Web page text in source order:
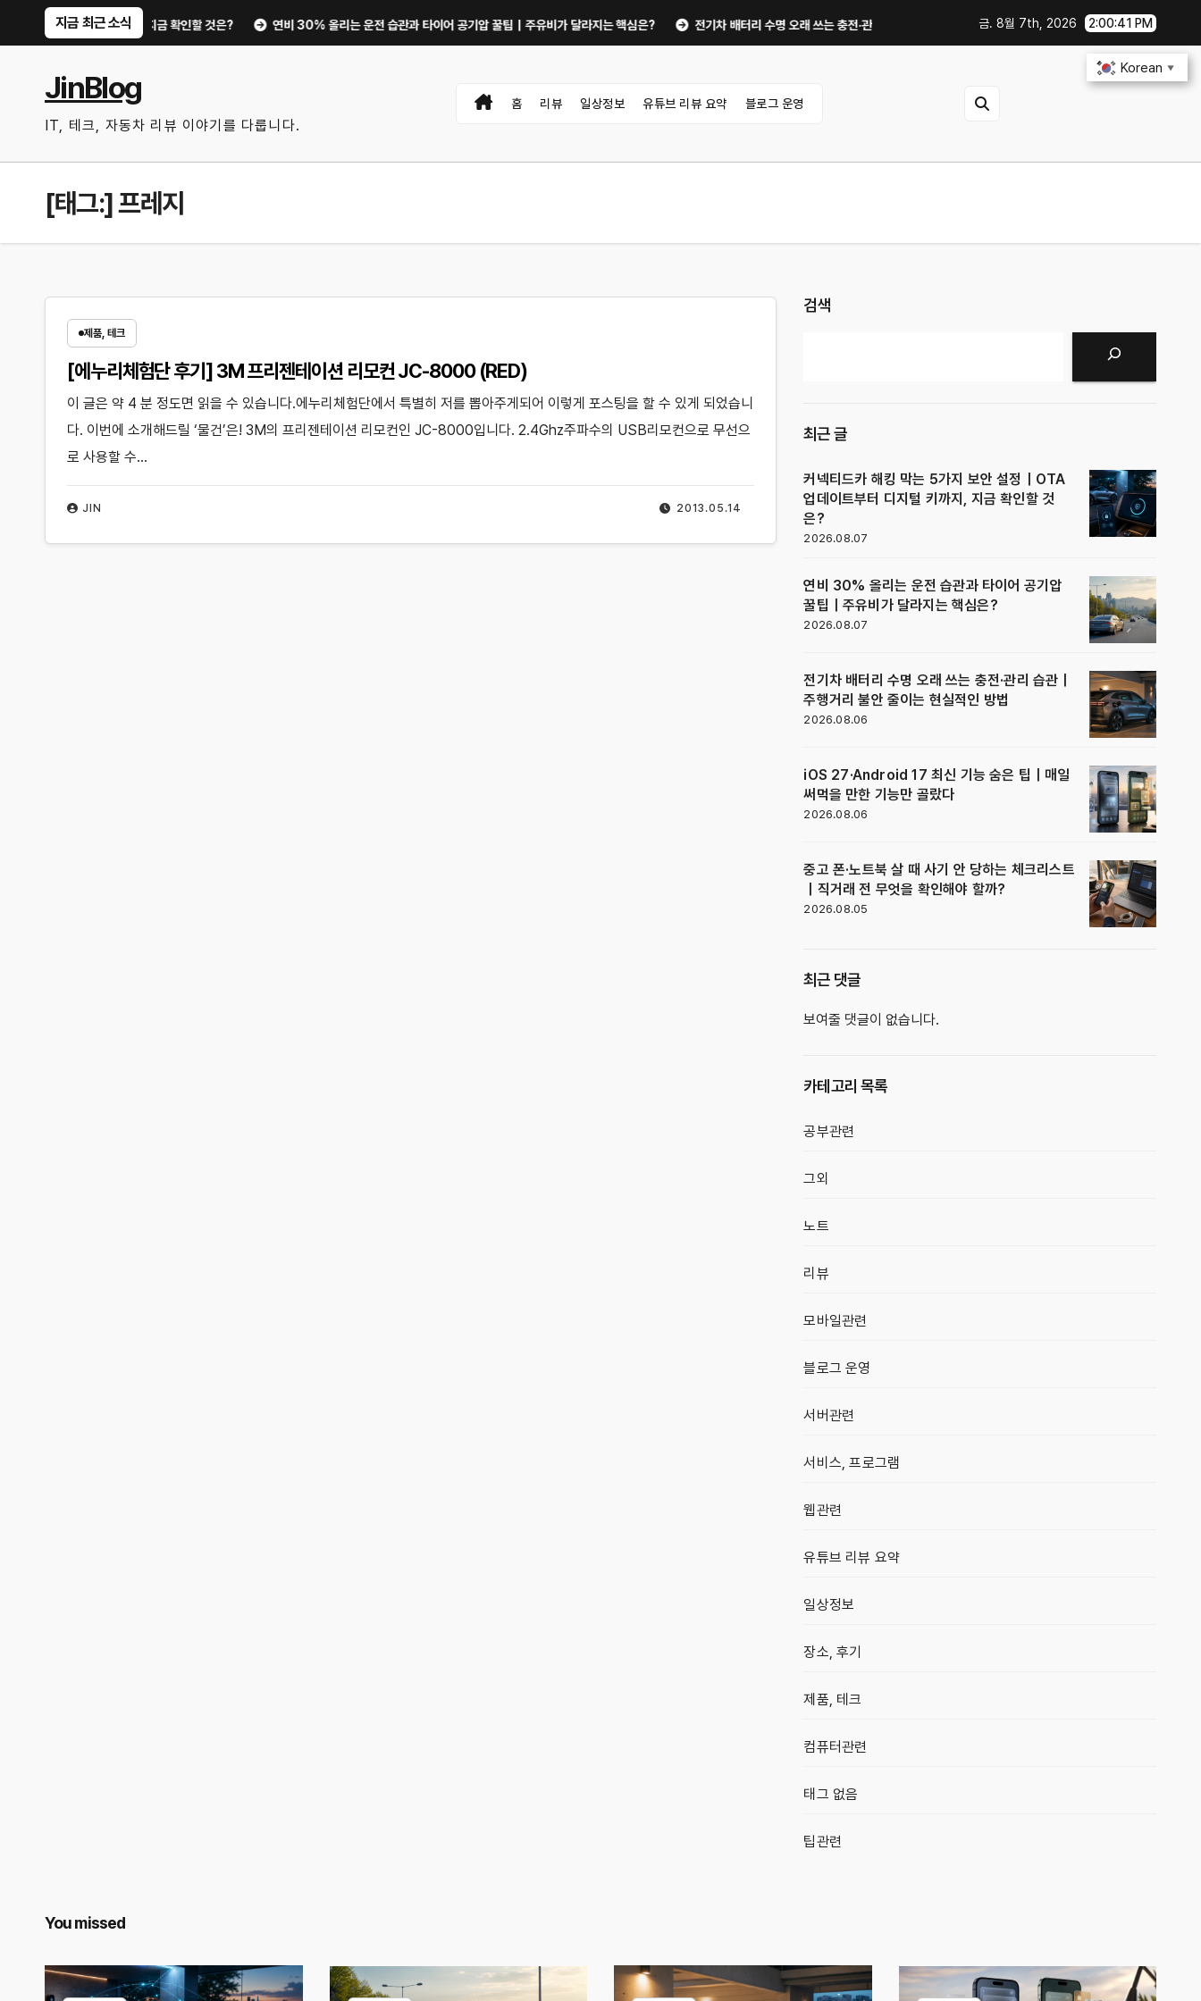
지금 최근 소식
터 디지털 키까지, 지금 확인할 것은? 연비 30% 올리는 운전 습관과 타이어 공기압 꿀팁｜주유비가 달라지는 핵심은? 전기차 배터리 수명 오래 쓰는 충전·관리 습관｜주행거리 불안 줄이는 현실적인 방법 iOS 27·Android 17
금. 8월 7th, 2026 2:00:42 PM
JinBlog
IT, 테크, 자동차 리뷰 이야기를 다룹니다.
홈 리뷰 일상정보 유튜브 리뷰 요약 블로그 운영
[태그:]프레지
제품, 테크
[에누리체험단 후기] 3M 프리젠테이션 리모컨 JC-8000 (RED)
2013.05.14
JIN
이 글은 약 4 분 정도면 읽을 수 있습니다.에누리체험단에서 특별히 저를 뽑아주게되어 이렇게 포스팅을 할 수 있게 되었습니
다. 이번에 소개해드릴 ‘물건’은! 3M의 프리젠테이션 리모컨인 JC-8000입니다. 2.4Ghz주파수의 USB리모컨으로 무선으
로 사용할 수…
검색
최근 글
커넥티드카 해킹 막는 5가지 보안 설정｜OTA
업데이트부터 디지털 키까지, 지금 확인할 것
은?
2026.08.07
연비 30% 올리는 운전 습관과 타이어 공기압
꿀팁｜주유비가 달라지는 핵심은?
2026.08.07
전기차 배터리 수명 오래 쓰는 충전·관리 습관｜
주행거리 불안 줄이는 현실적인 방법
2026.08.06
iOS 27·Android 17 최신 기능 숨은 팁｜매일
써먹을 만한 기능만 골랐다
2026.08.06
중고 폰·노트북 살 때 사기 안 당하는 체크리스트
｜직거래 전 무엇을 확인해야 할까?
2026.08.05
최근 댓글
보여줄 댓글이 없습니다.
카테고리 목록
공부관련
그외
노트
리뷰
모바일관련
블로그 운영
서버관련
서비스, 프로그램
웹관련
유튜브 리뷰 요약
일상정보
장소, 후기
제품, 테크
컴퓨터관련
태그 없음
팁관련
You missed
Korean ▼